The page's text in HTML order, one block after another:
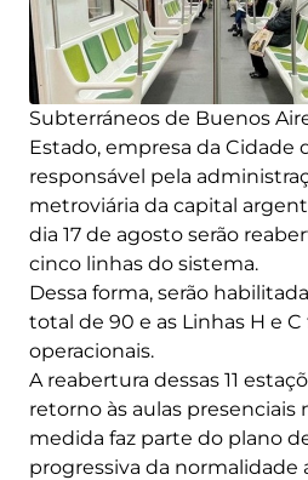
Subterráneos de Buenos
Estado, empresa da Cidade
responsável pela
metroviária da capital
dia 17 de agosto serão
cinco linhas do sistema.
Dessa forma, serão
total de 90 e as Linhas H e
operacionais.
A reabertura dessas 11
retorno às aulas presenciais
medida faz parte do plano
progressiva da normalidade